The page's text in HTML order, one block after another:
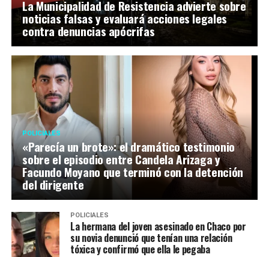
La Municipalidad de Resistencia advierte sobre
noticias falsas y evaluará acciones legales
contra denuncias apócrifas
POLICIALES
«Parecía un brote»: el dramático testimonio
sobre el episodio entre Candela Arizaga y
Facundo Moyano que terminó con la detención
del dirigente
POLICIALES
La hermana del joven asesinado en Chaco por
su novia denunció que tenían una relación
tóxica y confirmó que ella le pegaba